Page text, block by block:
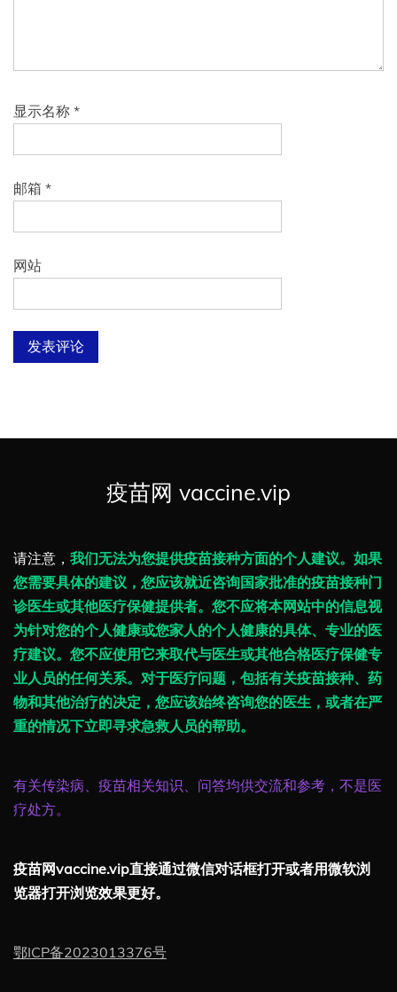
显示名称 *
邮箱 *
网站
疫苗网 vaccine.vip
请注意， 我们无法为您提供疫苗接种方面的个人建议。如果
您需要具体的建议，您应该就近咨询国家批准的疫苗接种门
诊医生或其他医疗保健提供者。您不应将本网站中的信息视
为针对您的个人健康或您家人的个人健康的具体、专业的医
疗建议。您不应使用它来取代与医生或其他合格医疗保健专
业人员的任何关系。对于医疗问题，包括有关疫苗接种、药
物和其他治疗的决定，您应该始终咨询您的医生，或者在严
重的情况下立即寻求急救人员的帮助。
有关传染病、疫苗相关知识、问答均供交流和参考，不是医
疗处方。
疫苗网vaccine.vip直接通过微信对话框打开或者用微软浏
览器打开浏览效果更好。
鄂ICP备2023013376号